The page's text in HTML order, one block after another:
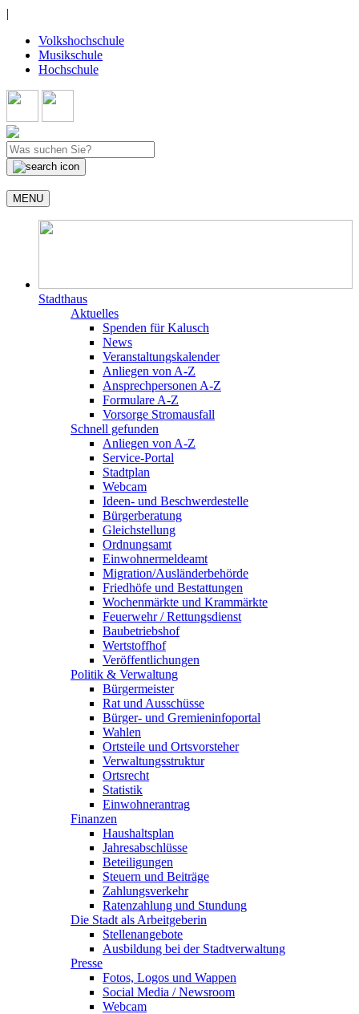
|
Volkshochschule
Musikschule
Hochschule
MENU
Stadthaus
Aktuelles
Spenden für Kalusch
News
Veranstaltungskalender
Anliegen von A-Z
Ansprechpersonen A-Z
Formulare A-Z
Vorsorge Stromausfall
Schnell gefunden
Anliegen von A-Z
Service-Portal
Stadtplan
Webcam
Ideen- und Beschwerdestelle
Bürgerberatung
Gleichstellung
Ordnungsamt
Einwohnermeldeamt
Migration/Ausländerbehörde
Friedhöfe und Bestattungen
Wochenmärkte und Krammärkte
Feuerwehr / Rettungsdienst
Baubetriebshof
Wertstoffhof
Veröffentlichungen
Politik & Verwaltung
Bürgermeister
Rat und Ausschüsse
Bürger- und Gremieninfoportal
Wahlen
Ortsteile und Ortsvorsteher
Verwaltungsstruktur
Ortsrecht
Statistik
Einwohnerantrag
Finanzen
Haushaltsplan
Jahresabschlüsse
Beteiligungen
Steuern und Beiträge
Zahlungsverkehr
Ratenzahlung und Stundung
Die Stadt als Arbeitgeberin
Stellenangebote
Ausbildung bei der Stadtverwaltung
Presse
Fotos, Logos und Wappen
Social Media / Newsroom
Webcam